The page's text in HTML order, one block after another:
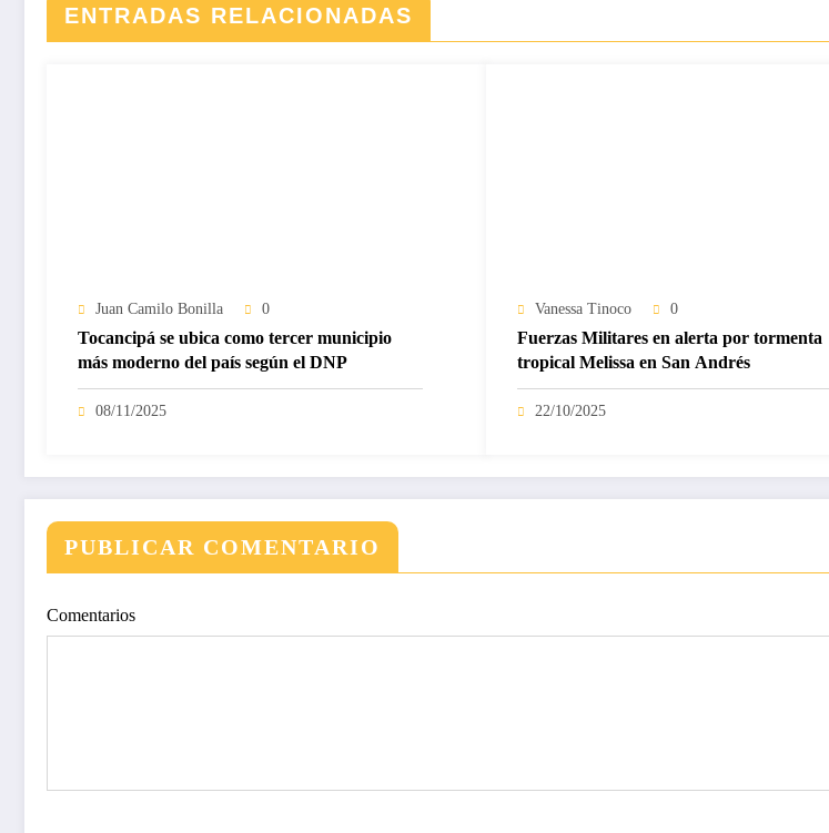
ENTRADAS RELACIONADAS
Juan Camilo Bonilla 0
Tocancipá se ubica como tercer municipio
más moderno del país según el DNP
08/11/2025
Vanessa Tinoco 0
Fuerzas Militares en alerta por tormenta
tropical Melissa en San Andrés
22/10/2025
PUBLICAR COMENTARIO
Comentarios